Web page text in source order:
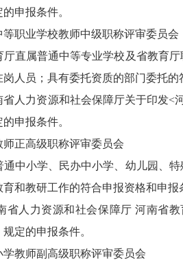
申报条件。
等职业学校教师中级职称评审委员会
直属普通中等专业学校及省教育
人员；具有委托资质的部门委托的
人力资源和社会保障厅关于印发<
申报条件。
师正高级职称评审委员会
中小学、民办中小学、幼儿园、
和教研工作的符合申报资格和申报
省人力资源和社会保障厅 河南省
定的申报条件。
学教师副高级职称评审委员会